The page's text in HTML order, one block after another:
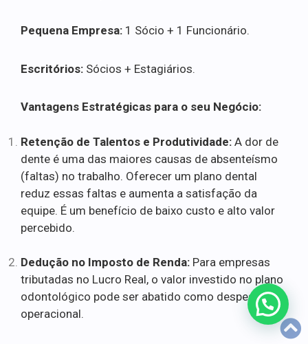
Pequena Empresa: 1 Sócio + 1 Funcionário.
Escritórios: Sócios + Estagiários.
Vantagens Estratégicas para o seu Negócio:
Retenção de Talentos e Produtividade: A dor de
dente é uma das maiores causas de absenteísmo
(faltas) no trabalho. Oferecer um plano dental
reduz essas faltas e aumenta a satisfação da
equipe. É um benefício de baixo custo e alto valor
percebido.
Dedução no Imposto de Renda: Para empresas
tributadas no Lucro Real, o valor investido no plano
odontológico pode ser abatido como despesa
operacional.